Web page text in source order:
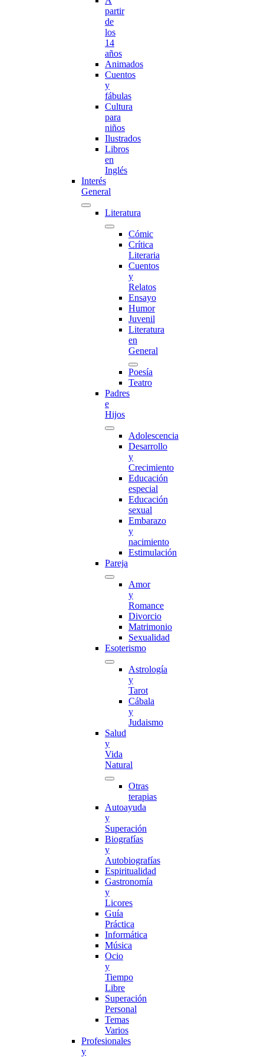
partir
de
los
14
años
Animados
Cuentos
y
fábulas
Cultura
para
niños
Ilustrados
Libros
en
Inglés
Interés
General
Literatura
Cómic
Crítica
Literaria
Cuentos
y
Relatos
Ensayo
Humor
Juvenil
Literatura
en
General
Poesía
Teatro
Padres
e
Hijos
Adolescencia
Desarrollo
y
Crecimiento
Educación
especial
Educación
sexual
Embarazo
y
nacimiento
Estimulación
Pareja
Amor
y
Romance
Divorcio
Matrimonio
Sexualidad
Esoterismo
Astrología
y
Tarot
Cábala
y
Judaismo
Salud
y
Vida
Natural
Otras
terapias
Autoayuda
y
Superación
Biografías
y
Autobiografías
Espiritualidad
Gastronomía
y
Licores
Guía
Práctica
Informática
Música
Ocio
y
Tiempo
Libre
Superación
Personal
Temas
Varios
Profesionales
y